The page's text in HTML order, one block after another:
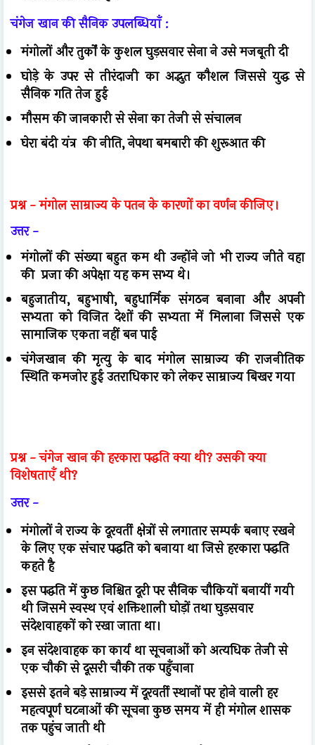
चंगेज खान की सैनिक उपलब्धियाँ :
मंगोलों और तुर्कों के कुशल घुड़सवार सेना ने उसे मजबूती दी
घोड़े के उपर से तीरंदाजी का अद्भुत कौशल जिससे युद्ध से
सैनिक गति तेज हुई
मौसम की जानकारी से सेना का तेजी से संचालन
घेरा बंदी यंत्र की नीति, नेपथा बमबारी की शुरूआत की
प्रश्न -मंगोल साम्राज्य के पतन के कारणों का वर्णन कीजिए।
उत्तर -
मंगोलों की संख्या बहुत कम थी उन्होंने जो भी राज्य जीते वहा
की प्रजा की अपेक्षा यह कम सभ्य थे।
बहुजातीय, बहुभाषी, बहुधार्मिक संगठन बनाना और अपनी
सभ्यता को विजित देशों की सभ्यता में मिलाना जिससे एक
सामाजिक एकता नहीं बन पाई
चंगेजखान की मृत्यु के बाद मंगोल साम्राज्य की राजनीतिक
स्थिति कमजोर हुई उतराधिकार को लेकर साम्राज्य बिखर गया
प्रश्न -चंगेज खान की हरकारा पद्धति क्या थी? उसकी क्या
विशेषताएँ थी?
उत्तर -
मंगोलों ने राज्य के दूरवर्ती क्षेत्रों से लगातार सम्पर्क बनाए रखने
के लिए एक संचार पद्धति को बनाया था जिसे हरकारा पद्धति
कहते है
इस पद्धति में कुछ निश्चित दूरी पर सैनिक चौकियों बनायीं गयी
थी जिसमे स्वस्थ एवं शक्तिशाली घोड़ों तथा घुड़सवार
संदेशवाहकों को रखा जाता था।
इन संदेशवाहक का कार्य था सूचनाओं को अत्यधिक तेजी से
एक चौकी से दूसरी चौकी तक पहुँचाना
इससे इतने बड़े साम्राज्य में दूरवर्ती स्थानों पर होने वाली हर
महत्वपूर्ण घटनाओं की सूचना कुछ समय में ही मंगोल शासक
तक पहुंच जाती थी